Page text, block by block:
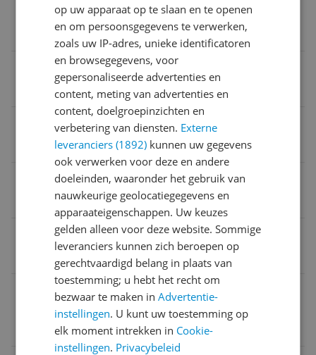
Adres verantwoordelijke marktdeelnemer in de EU
42929 Wermelskirchen
Verpakking lengte
Verpakkingsgewicht
Verpakking breedte
Verpakking hoogte
E-mailadres verantwoordelijke marktdeelnemer in
mail@bgs-technic.de
op uw apparaat op te slaan en te openen
en om persoonsgegevens te verwerken,
zoals uw IP-adres, unieke identificatoren
en browsegegevens, voor
gepersonaliseerde advertenties en
content, meting van advertenties en
content, doelgroepinzichten en
verbetering van diensten. Externe
leveranciers (1892) kunnen uw gegevens
ook verwerken voor deze en andere
doeleinden, waaronder het gebruik van
nauwkeurige geolocatiegegevens en
apparaateigenschappen. Uw keuzes
gelden alleen voor deze website. Sommige
leveranciers kunnen zich beroepen op
gerechtvaardigd belang in plaats van
toestemming; u hebt het recht om
bezwaar te maken inAdvertentie-
instellingen. U kunt uw toestemming op
elk moment intrekken in Cookie-
instellingen. Privacybeleid